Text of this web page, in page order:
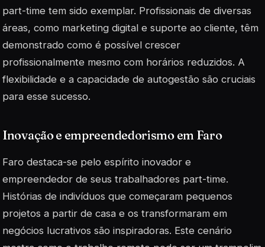
part-time tem sido exemplar. Profissionais de diversas
áreas, como marketing digital e suporte ao cliente, têm
demonstrado como é possível crescer
profissionalmente mesmo com horários reduzidos. A
flexibilidade e a capacidade de autogestão são cruciais
para esse sucesso.
Inovação e empreendedorismo em Faro
Faro destaca-se pelo espírito inovador e
empreendedor de seus trabalhadores part-time.
Histórias de indivíduos que começaram pequenos
projetos a partir de casa e os transformaram em
negócios lucrativos são inspiradoras. Este cenário